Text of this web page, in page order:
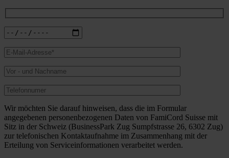
Wir möchten Sie darauf hinweisen, dass die im Formular
angegebenen personenbezogenen Daten von FamiCord Suisse mit
Sitz in der Schweiz (BusinessPark Zug Sumpfstrasse 26, 6302 Zug)
zur telefonischen Kontaktaufnahme im Zusammenhang mit der
Erteilung von Serviceinformationen verarbeitet werden.